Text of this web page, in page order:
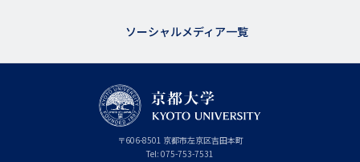
ソーシャルメディア一覧
〒606-8501 京
都
府
京都市左京区吉田本町
Tel: 075-753-7531